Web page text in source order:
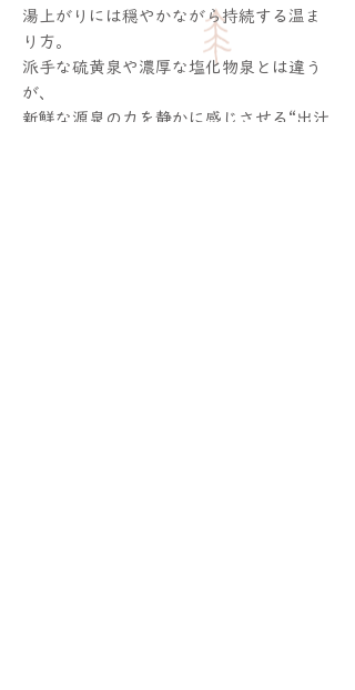
湯上がりには穏やかながら持続する温ま
り方。
派手な硫黄泉や濃厚な塩化物泉とは違う
が、
新鮮な源泉の力を静かに感じさせる“出汁